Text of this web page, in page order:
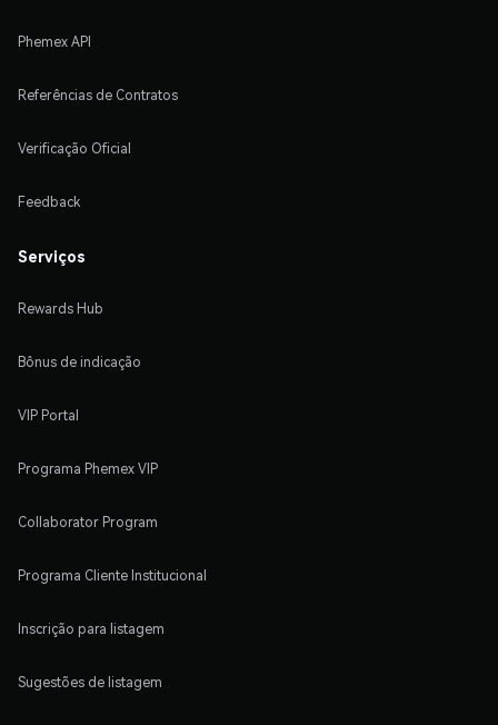
Phemex API
Referências de Contratos
Verificação Oficial
Feedback
Serviços
Rewards Hub
Bônus de indicação
VIP Portal
Programa Phemex VIP
Collaborator Program
Programa Cliente Institucional
Inscrição para listagem
Sugestões de listagem